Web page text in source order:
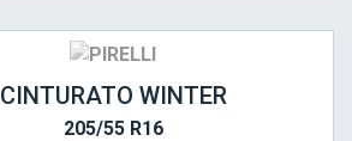
CINTURATO WINTER
205/55 R16